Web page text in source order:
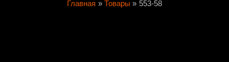
Главная Товары 553-58